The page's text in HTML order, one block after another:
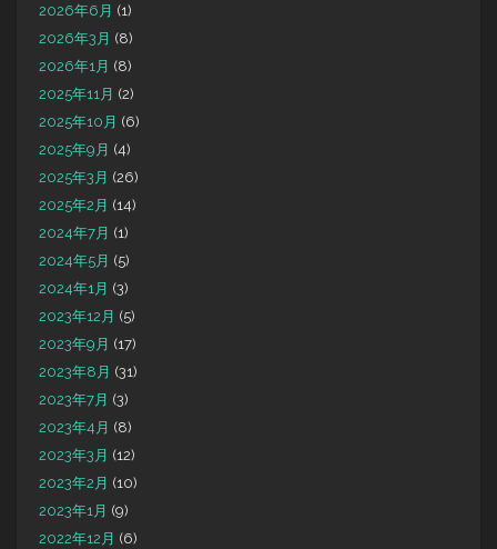
2026年6月 (1)
2026年3月 (8)
2026年1月 (8)
2025年11月 (2)
2025年10月 (6)
2025年9月 (4)
2025年3月 (26)
2025年2月 (14)
2024年7月 (1)
2024年5月 (5)
2024年1月 (3)
2023年12月 (5)
2023年9月 (17)
2023年8月 (31)
2023年7月 (3)
2023年4月 (8)
2023年3月 (12)
2023年2月 (10)
2023年1月 (9)
2022年12月 (6)